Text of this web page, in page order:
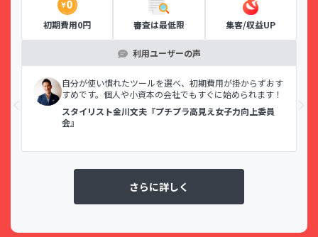
初期費用0円 審査は最低限 集客/収益UP
利用ユーザーの声
自分が使い慣れたツールを選べ、初期費用が掛からずおす
すめです。個人や小資本の会社でもすぐに始められます！
スタイリスト金川文夫『プチプラ高見え女子力向上委員
会』
さらに詳しく